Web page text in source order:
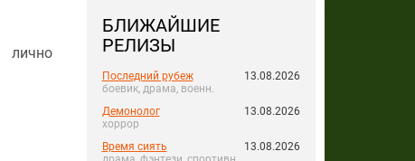
БЛИЖАЙШИЕ
РЕЛИЗЫ
Последний рубеж
боевик, драма, военн.
13.08.2026
Демонолог
хоррор
13.08.2026
Время сиять
13.08.2026
лично